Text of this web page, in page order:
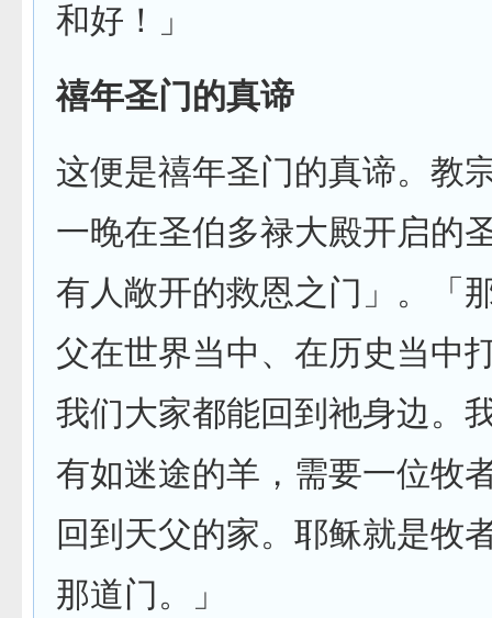
和好！」
禧年圣门的真谛
这便是禧年圣门的真谛。教
一晚在圣伯多禄大殿开启的
有人敞开的救恩之门」。「
父在世界当中、在历史当中
我们大家都能回到祂身边。
有如迷途的羊，需要一位牧
回到天父的家。耶稣就是牧
那道门。」